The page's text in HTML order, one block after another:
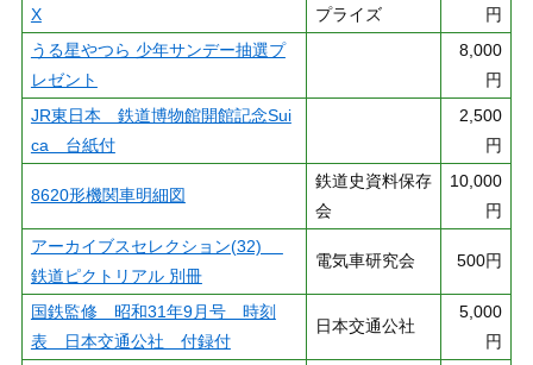
X
プライズ
円
うる星やつら 少年サンデー抽選プ
レゼント
8,000
円
JR東日本 鉄道博物館開館記念Sui
ca 台紙付
2,500
円
8620形機関車明細図
鉄道史資料保存
会
10,000
円
アーカイブスセレクション(32)
鉄道ピクトリアル 別冊
電気車研究会 500円
国鉄監修 昭和31年9月号 時刻
表 日本交通公社 付録付
日本交通公社
5,000
円